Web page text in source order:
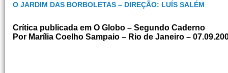
O JARDIM DAS BORBOLETAS – DIREÇÃO: LUÍS SALÉM
Crítica publicada em O Globo – Segundo Caderno
Por Marília Coelho Sampaio – Rio de Janeiro –